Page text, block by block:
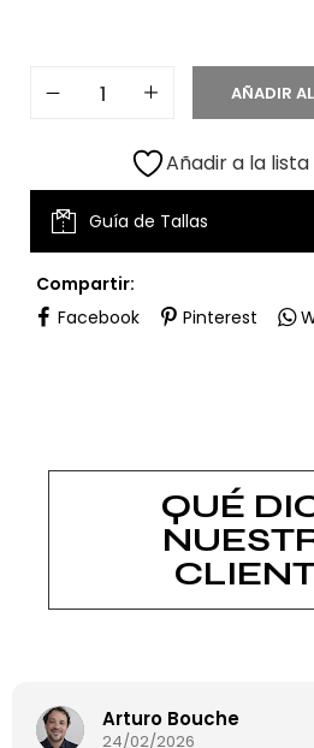
AÑADIR
Añadir a la
Guía de Tallas
Compartir:
Facebook
Pinterest
QUÉ
Arturo Bouche
24/02/2026